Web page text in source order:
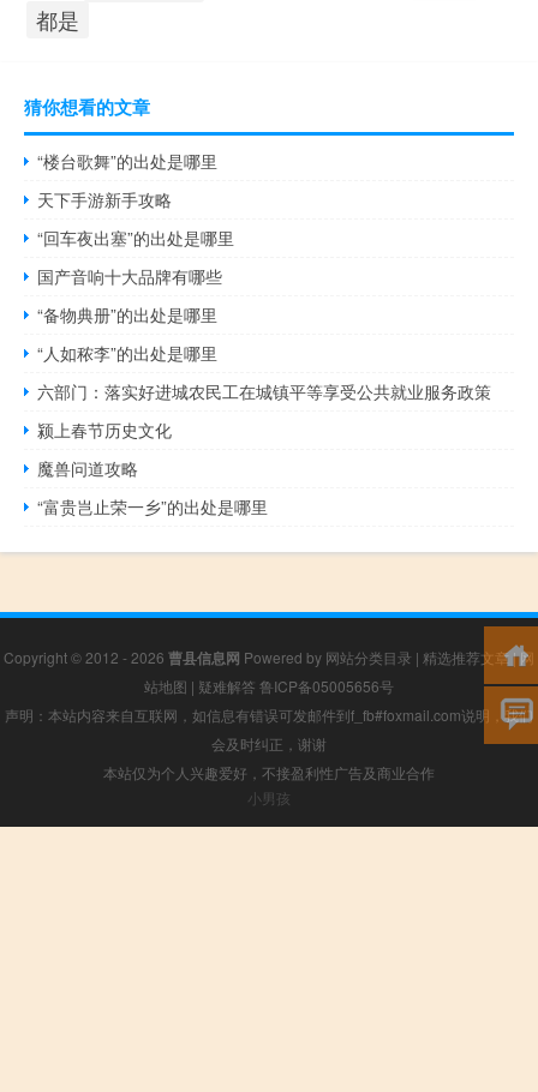
都是
猜你想看的文章
“楼台歌舞”的出处是哪里
天下手游新手攻略
“回车夜出塞”的出处是哪里
国产音响十大品牌有哪些
“备物典册”的出处是哪里
“人如秾李”的出处是哪里
六部门：落实好进城农民工在城镇平等享受公共就业服务政策
颍上春节历史文化
魔兽问道攻略
“富贵岂止荣一乡”的出处是哪里
Copyright © 2012 - 2026 曹县信息网 Powered by 网站分类目录 | 精选推荐文章|网
站地图 | 疑难解答 鲁ICP备05005656号
声明：本站内容来自互联网，如信息有错误可发邮件到f_fb#foxmail.com说明，我们
会及时纠正，谢谢
本站仅为个人兴趣爱好，不接盈利性广告及商业合作
小男孩